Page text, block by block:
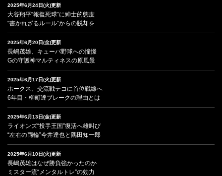
2025年6月24日(火)更新
大谷翔平“報復死球”に紳士的態度
“書かれざるルール”からの脱却を
2025年6月20日(金)更新
長嶋茂雄、キューバ野球への憧憬
Gの守護神マルティネスの原風景
2025年6月17日(火)更新
ホークス、交流戦テコに首位戦線へ
6年目・柳町達ブレークの理由とは
2025年6月13日(金)更新
ライオンズ“投手王国”復活へ雄叫び
“左右の両輪”今井達也と隅田知一郎
2025年6月10日(火)更新
長嶋茂雄はなぜ勝負強かったのか
ミスター流“メンタルトレ”の効力